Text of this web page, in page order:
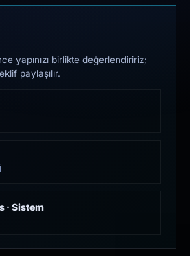
yapınızı birlikte değerlendiririz;
paylaşılır.
· Sistem